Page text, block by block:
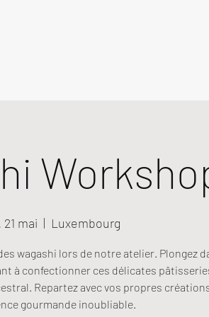
mai
  |
Luxembourg
wagashi lors de notre atelier. Plongez
à confectionner ces délicates
Repartez avec vos propres
gourmande inoubliable.